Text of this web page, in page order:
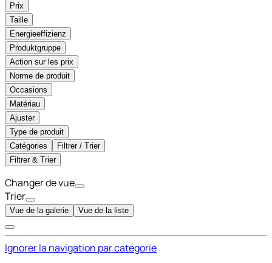
Prix
Taille
Energieeffizienz
Produktgruppe
Action sur les prix
Norme de produit
Occasions
Matériau
Ajuster
Type de produit
Catégories
Filtrer / Trier
Filtrer & Trier
Changer de vue
Trier
Vue de la galerie Vue de la liste
Ignorer la navigation par catégorie